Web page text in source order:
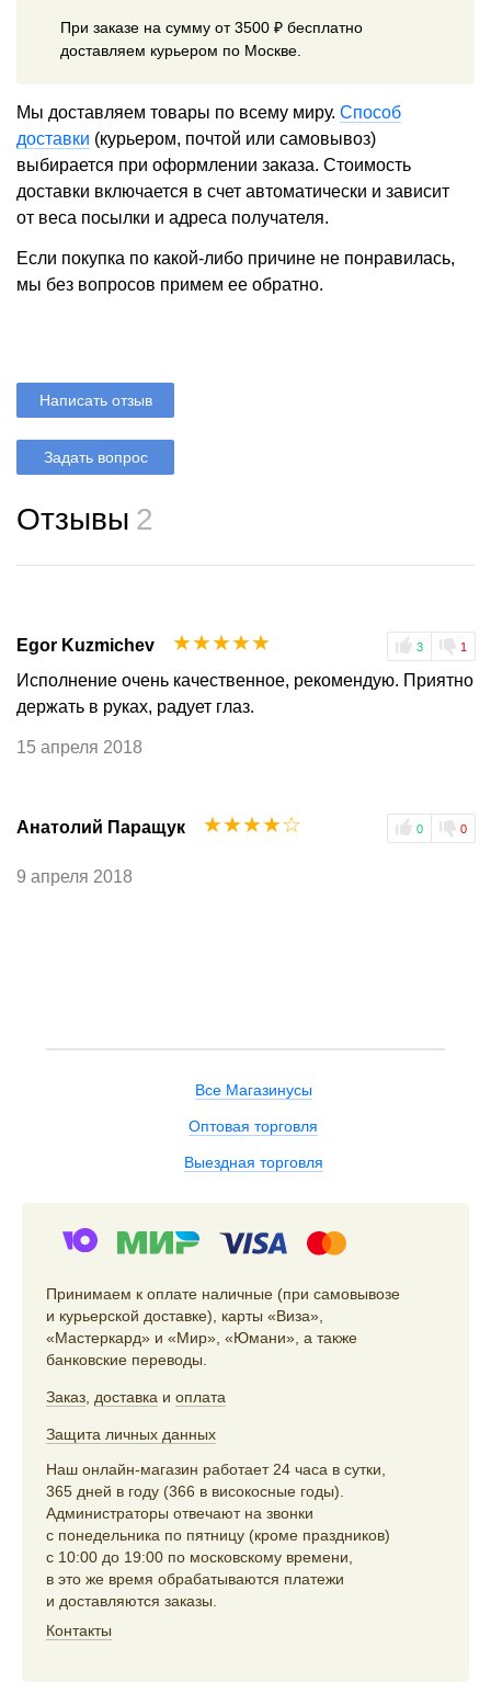
При заказе на сумму от 3500 ₽ бесплатно
доставляем курьером по Москве.
Мы доставляем товары по всему миру. Способ
доставки (курьером, почтой или самовывоз)
выбирается при оформлении заказа. Стоимость
доставки включается в счет автоматически и зависит
от веса посылки и адреса получателя.
Если покупка по какой-либо причине не понравилась,
мы без вопросов примем ее обратно.
Написать отзыв
Задать вопрос
Отзывы 2
Egor Kuzmichev 3 1
☆
☆
☆
☆
☆
Исполнение очень качественное, рекомендую. Приятно
держать в руках, радует глаз.
15 апреля 2018
Анатолий Паращук 0 0
☆
☆
☆
☆
☆
9 апреля 2018
Все Магазинусы
Оптовая торговля
Выездная торговля
Принимаем к оплате наличные (при самовывозе
и курьерской доставке), карты «Виза»,
«Мастеркард» и «Мир», «Юмани», а также
банковские переводы.
Заказ, доставка и оплата
Защита личных данных
Наш онлайн-магазин работает 24 часа в сутки,
365 дней в году (366 в високосные годы).
Администраторы отвечают на звонки
с понедельника по пятницу (кроме праздников)
с 10:00 до 19:00 по московскому времени,
в это же время обрабатываются платежи
и доставляются заказы.
Контакты